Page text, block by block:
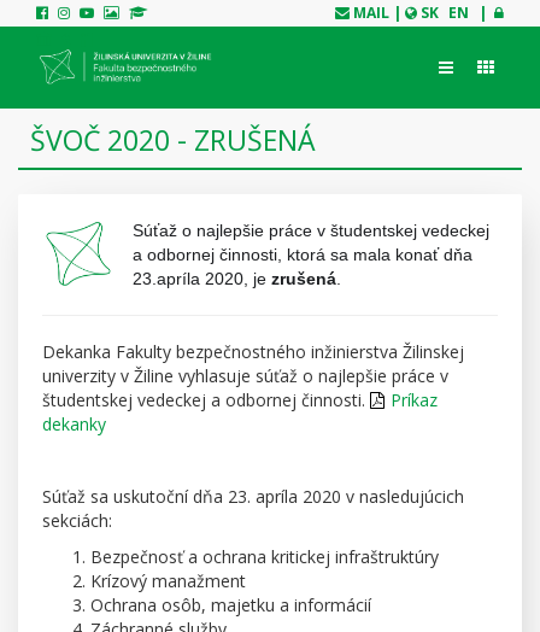
MAIL| SK EN |
ŠVOČ 2020 - ZRUŠENÁ
Súťaž o najlepšie práce v študentskej vedeckej
a odbornej činnosti, ktorá sa mala konať dňa
23.apríla 2020, je zrušená
Dekanka Fakulty bezpečnostného inžinierstva Žilinskej
univerzity v Žiline vyhlasuje súťaž o najlepšie práce v
študentskej vedeckej a odbornej činnosti.
Príkaz
dekanky
Súťaž sa uskutoční dňa 23. apríla 2020 v nasledujúcich
sekciách:
Bezpečnosť a ochrana kritickej infraštruktúry
Krízový manažment
Ochrana osôb, majetku a informácií